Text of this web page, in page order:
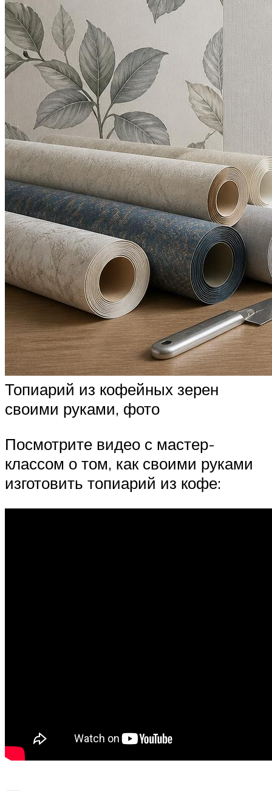
Топиарий из кофейных зерен
своими руками, фото
Посмотрите видео с мастер-
классом о том, как своими руками
изготовить топиарий из кофе: